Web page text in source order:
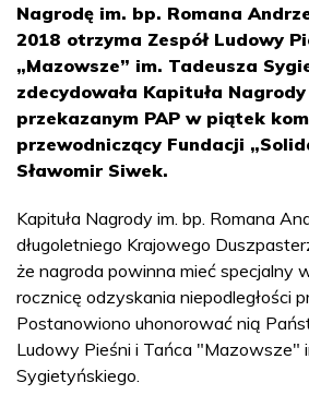
Nagrodę im. bp. Romana
2018 otrzyma Zespół Ludowy
„Mazowsze” im. Tadeusza
zdecydowała Kapituła
przekazanym PAP w piątek
przewodniczący Fundacji
Sławomir Siwek.
Kapituła Nagrody im. bp. Romana
długoletniego Krajowego
że nagroda powinna mieć specjalny
rocznicę odzyskania niepodległości
Postanowiono uhonorować nią
Ludowy Pieśni i Tańca "Mazowsze"
Sygietyńskiego.